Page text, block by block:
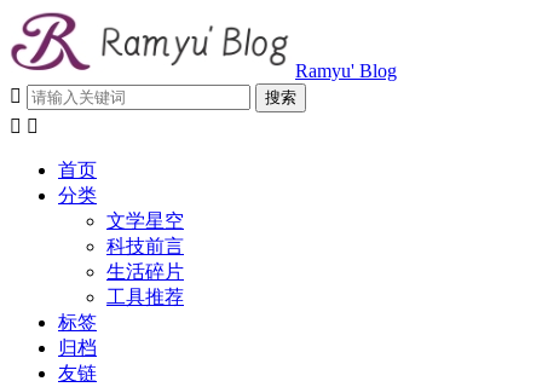
Ramyu' Blog

 
首页
分类
文学星空
科技前言
生活碎片
工具推荐
标签
归档
友链